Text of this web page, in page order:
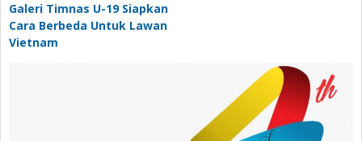
Galeri Timnas U-19 Siapkan
Cara Berbeda Untuk Lawan
Vietnam